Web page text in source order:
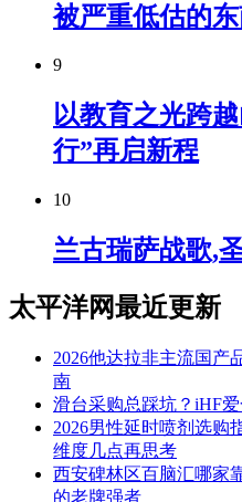
被严重低估的
9
以教育之光跨
行”再启新程
10
兰古瑞萨战歌,
太平洋网最近更新
2026他达拉非主流国产
南
滑台采购总踩坑？iHF
2026男性延时喷剂选购
维度几点再思考
西安碑林区百脑汇哪家
的老牌强者